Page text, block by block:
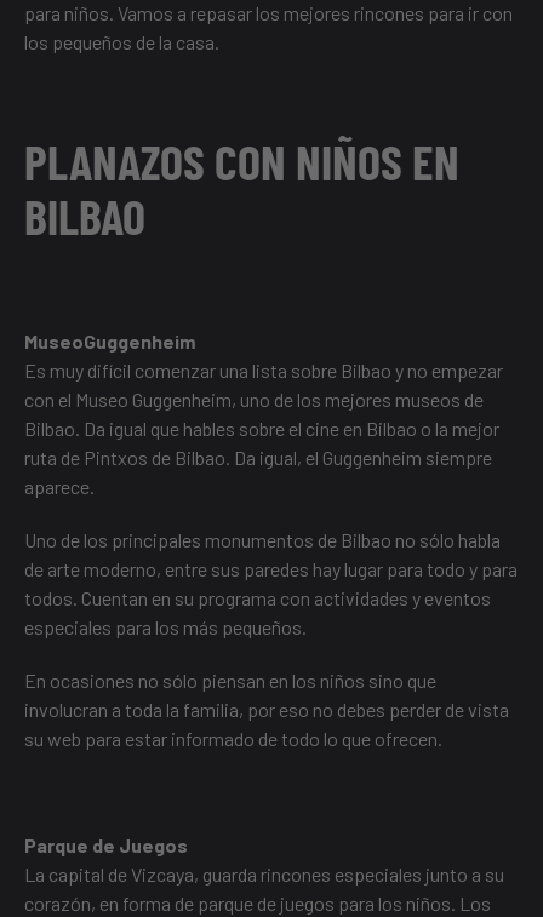
para niños. Vamos a repasar los mejores rincones para ir con
los pequeños de la casa.
PLANAZOS CON NIÑOS EN
BILBAO
MuseoGuggenheim
Es muy difícil comenzar una lista sobre Bilbao y no empezar
con el Museo Guggenheim, uno de los mejores museos de
Bilbao. Da igual que hables sobre el cine en Bilbao o la mejor
ruta de Pintxos de Bilbao. Da igual, el Guggenheim siempre
aparece.
Uno de los principales monumentos de Bilbao no sólo habla
de arte moderno, entre sus paredes hay lugar para todo y para
todos. Cuentan en su programa con actividades y eventos
especiales para los más pequeños.
En ocasiones no sólo piensan en los niños sino que
involucran a toda la familia, por eso no debes perder de vista
su web para estar informado de todo lo que ofrecen.
Parque de Juegos
La capital de Vizcaya, guarda rincones especiales junto a su
corazón, en forma de parque de juegos para los niños. Los